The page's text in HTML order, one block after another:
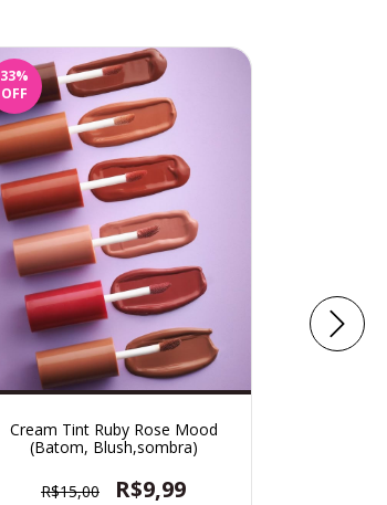
33%
OFF
Cream Tint Ruby Rose Mood
(Batom, Blush,sombra)
R$15,00 R$9,99